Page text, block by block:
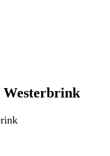
Westerbrink